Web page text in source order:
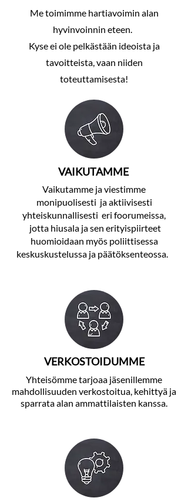
Me toimimme hartiavoimin alan
hyvinvoinnin eteen.
Kyse ei ole pelkästään ideoista ja
tavoitteista, vaan niiden
toteuttamisesta!
VAIKUTAMME
Vaikutamme ja viestimme
monipuolisesti ja aktiivisesti
yhteiskunnallisesti eri foorumeissa,
jotta hiusala ja sen erityispiirteet
huomioidaan myös poliittisessa
keskuskustelussa ja päätöksenteossa.
VERKOSTOIDUMME
Yhteisömme tarjoaa jäsenillemme
mahdollisuuden verkostoitua, kehittyä ja
sparrata alan ammattilaisten kanssa.